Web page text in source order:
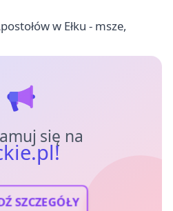
w Ełku - msze,
się na
SZCZEGÓŁY